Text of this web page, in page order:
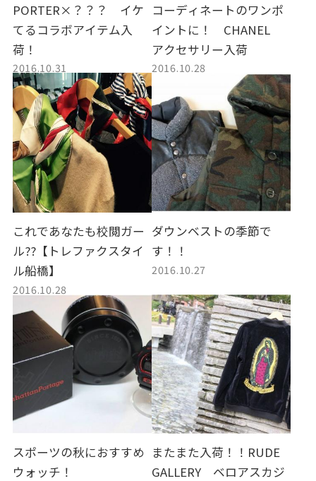
PORTER×？？？ イケ
てるコラボアイテム入
荷！
2016.10.31
コーディネートのワンポ
イントに！ CHANEL
アクセサリー入荷
2016.10.28
これであなたも校閲ガー
ル??【トレファクスタイ
ル船橋】
2016.10.28
ダウンベストの季節で
す！！
2016.10.27
スポーツの秋におすすめ
ウォッチ！
またまた入荷！！RUDE
GALLERY ベロアスカジ